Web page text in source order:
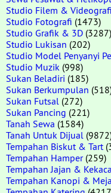
Studio Filem & Videografi
Studio Fotografi (1473)
Studio Grafik & 3D (3287)
Studio Lukisan (202)
Studio Model Penyanyi
Studio Muzik (998)
Sukan Beladiri (185)
Sukan Berkumpulan
Sukan Futsal (272)
Sukan Pancing (221)
Tanah Sewa (1584)
Tanah Untuk Dijual
Tempahan Biskut & Tart
Tempahan Hamper(259)
Tempahan Jajan &
Tempahan Kanopi &